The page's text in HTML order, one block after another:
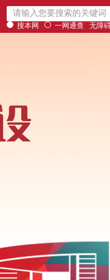
搜本网 一网通查 无障